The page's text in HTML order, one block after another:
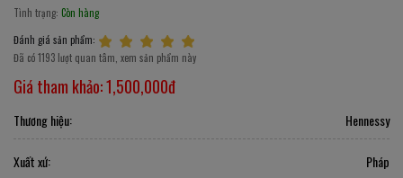
Tình trạng: Còn hàng
Đánh giá sản phẩm:
Đã có 1193 lượt quan tâm, xem sản phẩm này
Giá tham khảo:1,500,000đ
Thương hiệu: Hennessy
Xuất xứ: Pháp